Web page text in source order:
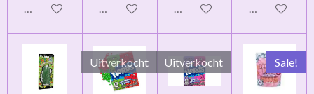
In winkelwagen In winkelwagen In winkelwagen In
Uitverkocht Uitverkocht Sale!